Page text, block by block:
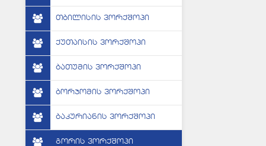
თბილისის ვორქშოპი
ქუთაისის ვორქშოპი
ბათუმის ვორქშოპი
ბორჯომის ვორქშოპი
ბაკურიანის ვორქშოპი
გორის ვორქშოპი